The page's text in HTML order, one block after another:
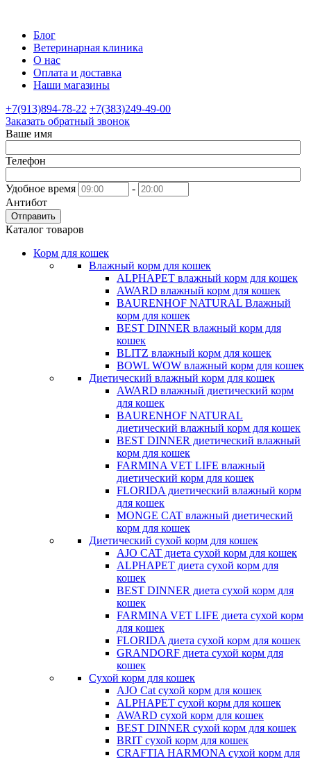
Блог
Ветеринарная клиника
О нас
Оплата и доставка
Наши магазины
+7(913)894-78-22 +7(383)249-49-00
Заказать обратный звонок
Ваше имя
Телефон
Удобное время
-
Антибот
Отправить
Каталог товаров
Корм для кошек
Влажный корм для кошек
ALPHAPET влажный корм для кошек
AWARD влажный корм для кошек
BAURENHOF NATURAL Влажный
корм для кошек
BEST DINNER влажный корм для
кошек
BLITZ влажный корм для кошек
BOWL WOW влажный корм для кошек
Диетический влажный корм для кошек
AWARD влажный диетический корм
для кошек
BAURENHOF NATURAL
диетический влажный корм для кошек
BEST DINNER диетический влажный
корм для кошек
FARMINA VET LIFE влажный
диетический корм для кошек
FLORIDA диетический влажный корм
для кошек
MONGE CAT влажный диетический
корм для кошек
Диетический сухой корм для кошек
AJO CAT диета сухой корм для кошек
ALPHAPET диета сухой корм для
кошек
BEST DINNER диета сухой корм для
кошек
FARMINA VET LIFE диета сухой корм
для кошек
FLORIDA диета сухой корм для кошек
GRANDORF диета сухой корм для
кошек
Сухой корм для кошек
AJO Cat cухой корм для кошек
ALPHAPET сухой корм для кошек
AWARD сухой корм для кошек
BEST DINNER сухой корм для кошек
BRIT сухой корм для кошек
CRAFTIA HARMONA сухой корм для